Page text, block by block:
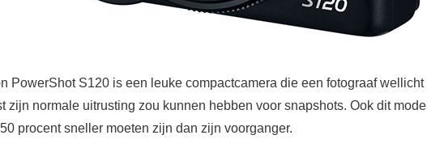
PowerShot S120 is een leuke compactcamera die een fotograaf wellicht
zijn normale uitrusting zou kunnen hebben voor snapshots. Ook dit model
procent sneller moeten zijn dan zijn voorganger.